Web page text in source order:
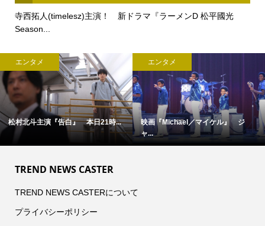
寺西拓人(timelesz)主演！ 新ドラマ『ラーメンD 松平國光
Season...
エンタメ
松村北斗主演『告白』 本日21時...
エンタメ
映画『Michael／マイケル』 ジ
ャ...
TREND NEWS CASTER
TREND NEWS CASTERについて
プライバシーポリシー